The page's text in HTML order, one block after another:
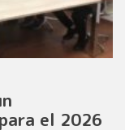
el 2026